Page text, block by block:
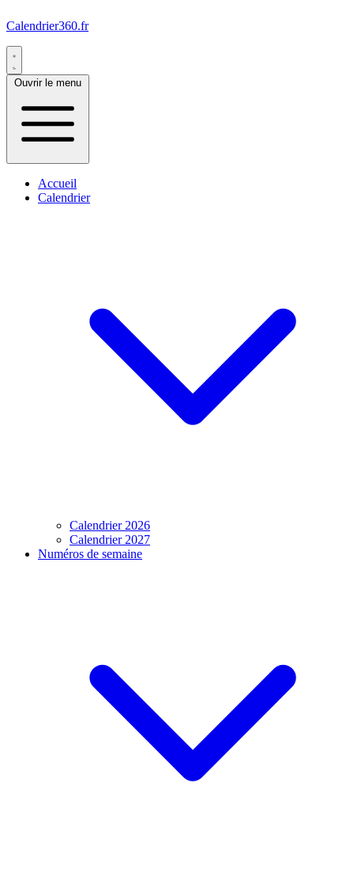
Calendrier360.fr
Ouvrir le menu
Accueil
Calendrier
Calendrier 2026
Calendrier 2027
Numéros de semaine